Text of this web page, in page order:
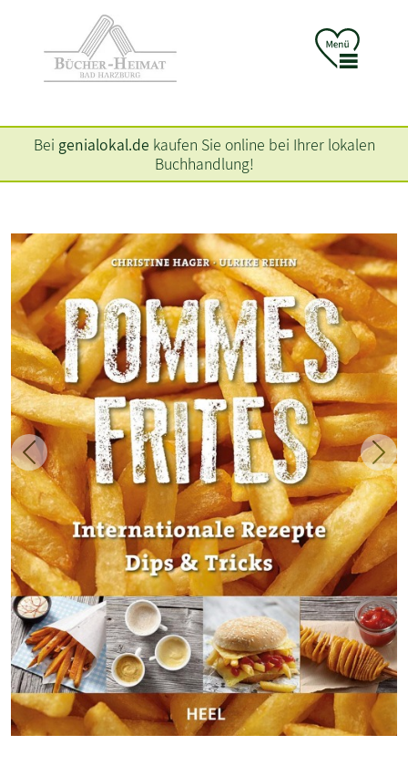
Bei genialokal.de kaufen Sie online bei Ihrer lokalen
Buchhandlung!
Zurück